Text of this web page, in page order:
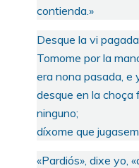
contienda.»
Desque la vi
Tomome por la
era nona pasada, e
desque en la choça
ninguno;
díxome que
«Pardiós», dixe yo,